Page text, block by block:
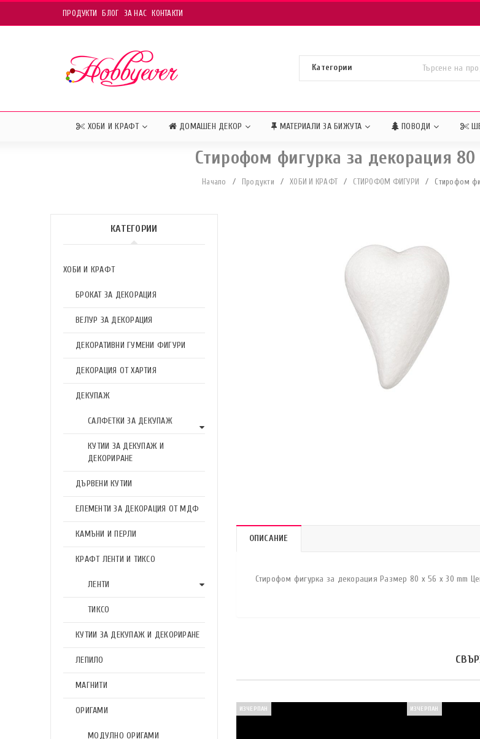
ПРОДУКТИ БЛОГ ЗА НАС КОНТАКТИ
ХОБИ И КРАФТ ДОМАШЕН ДЕКОР МАТЕРИАЛИ ЗА БИЖУТА ПОВОДИ
Стирофом фигурка за декорация
Начало / Продукти / ХОБИ И КРАФТ / СТИРОФОМ ФИГУРИ / Стирофом
КАТЕГОРИИ
ХОБИ И КРАФТ
БРОКАТ ЗА ДЕКОРАЦИЯ
ВЕЛУР ЗА ДЕКОРАЦИЯ
ДЕКОРАТИВНИ ГУМЕНИ ФИГУРИ
ДЕКОРАЦИЯ ОТ ХАРТИЯ
ДЕКУПАЖ
САЛФЕТКИ ЗА ДЕКУПАЖ
КУТИИ ЗА ДЕКУПАЖ И
ДЕКОРИРАНЕ
ДЪРВЕНИ КУТИИ
ЕЛЕМЕНТИ ЗА ДЕКОРАЦИЯ ОТ МДФ
КАМЪНИ И ПЕРЛИ
КРАФТ ЛЕНТИ И ТИКСО
ЛЕНТИ
ТИКСО
КУТИИ ЗА ДЕКУПАЖ И ДЕКОРИРАНЕ
ЛЕПИЛО
МАГНИТИ
ОРИГАМИ
МОДУЛНО ОРИГАМИ
ОПИСАНИЕ
Стирофом фигурка за декорация Размер 80 x 56 x 30 mm
ИЗЧЕРПАН ИЗЧЕРПАН